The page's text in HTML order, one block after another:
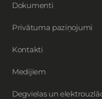
Dokumenti
Privātuma paziņojumi
Kontakti
Medijiem
Degvielas un